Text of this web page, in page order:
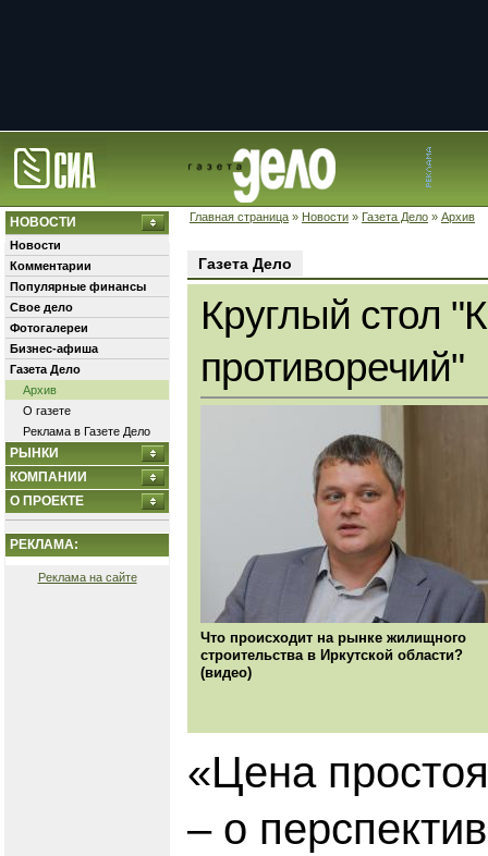
Главная страница » Новости » Газета Дело » Архив
НОВОСТИ
Новости
Комментарии
Популярные финансы
Свое дело
Фотогалереи
Бизнес-афиша
Газета Дело
Архив
О газете
Реклама в Газете Дело
РЫНКИ
КОМПАНИИ
О ПРОЕКТЕ
РЕКЛАМА:
Реклама на сайте
Газета Дело
Круглый стол
противоречий"
Что происходит на рынке жилищного
строительства в Иркутской области?
(видео)
«Цена
– о